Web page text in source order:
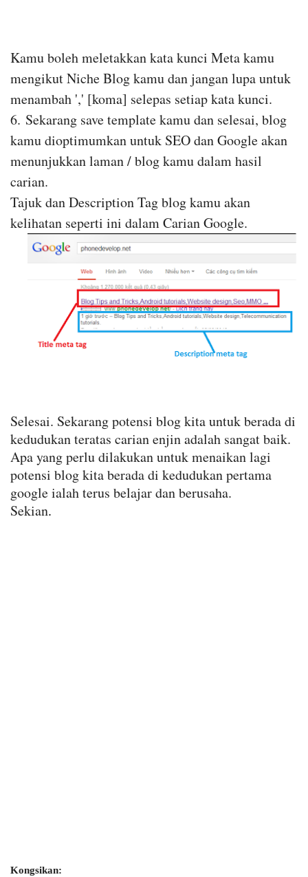
Kamu boleh meletakkan kata kunci Meta kamu
mengikut Niche Blog kamu dan jangan lupa untuk
menambah ',' [koma] selepas setiap kata kunci.
6. Sekarang save template kamu dan selesai, blog
kamu dioptimumkan untuk SEO dan Google akan
menunjukkan laman / blog kamu dalam hasil
carian.
Tajuk dan Description Tag blog kamu akan
kelihatan seperti ini dalam Carian Google.
Selesai. Sekarang potensi blog kita untuk berada di
kedudukan teratas carian enjin adalah sangat baik.
Apa yang perlu dilakukan untuk menaikan lagi
potensi blog kita berada di kedudukan pertama
google ialah terus belajar dan berusaha.
Sekian.
Kongsikan: